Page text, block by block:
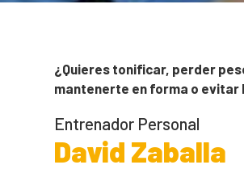
¿Quieres tonificar, perder
mantenerte en forma o evitar
Entrenador Personal
David Zaballa